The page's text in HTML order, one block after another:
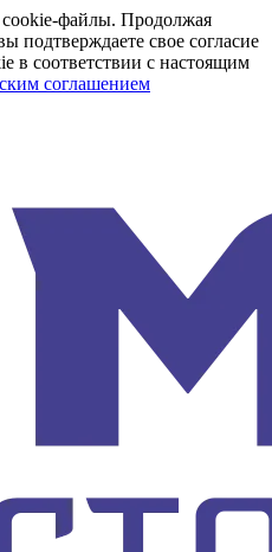
файлы. Продолжая
подтверждаете свое согласие
в соответствии с настоящим
соглашением